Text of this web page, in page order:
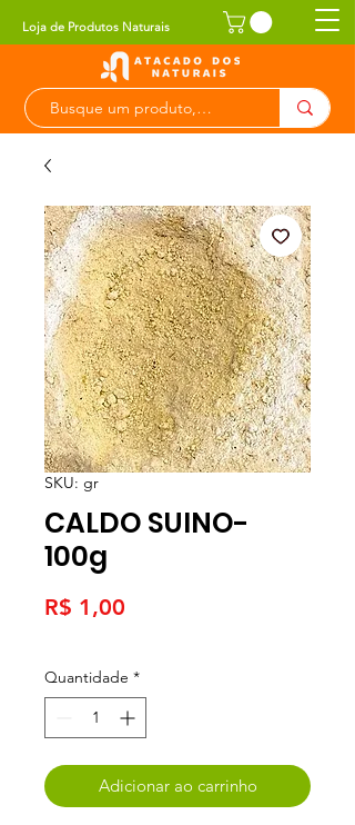
Loja de Produtos Naturais
SKU: gr
CALDO SUINO-
100g
R$ 1,00
Quantidade *
Adicionar ao carrinho